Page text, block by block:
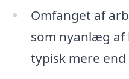
Omfanget af
som nyanlæg af
typisk mere